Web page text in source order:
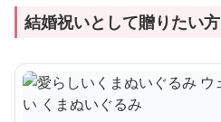
結婚祝いとして贈りたい方